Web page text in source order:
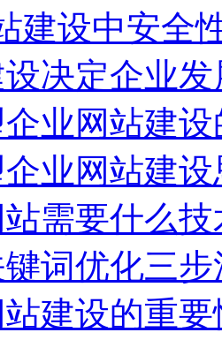
建设中安全
设决定企业
业网站建
业网站建设
需要什么技
键词优化三步
建设的重要